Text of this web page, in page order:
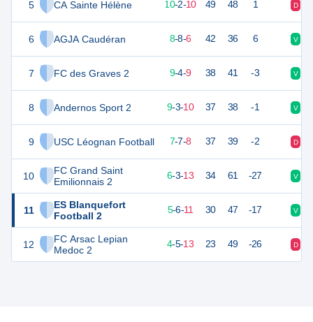
5 CA Sainte Hélène
6 AGJA Caudéran
7 FC des Graves 2
8 Andernos Sport 2
9 USC Léognan Football
10
FC Grand Saint
Emilionnais 2
11
ES Blanquefort
Football 2
12
FC Arsac Lepian
Medoc 2
32 10-2-10 49 48 1 D
32 8-8-6 42 36 6 V
31 9-4-9 38 41 -3 V
30 9-3-10 37 38 -1 V
28 22 7-7-8 37 39 -2 D
21 6-3-13 34 61 -27 V
20 5-6-11 30 47 -17 V
17 4-5-13 23 49 -26 D